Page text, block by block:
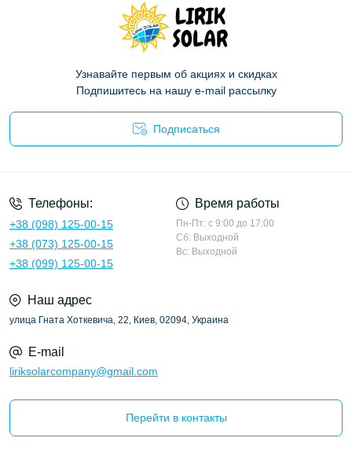
Узнавайте первым об акциях и скидках
Подпишитесь на нашу e-mail рассылку
Подписаться
Телефоны:
+38 (098) 125-00-15
+38 (073) 125-00-15
+38 (099) 125-00-15
Время работы
Пн-Пт: с 9:00 до 17:00
Сб: Выходной
Вс: Выходной
Наш адрес
улица Гната Хоткевича, 22, Киев, 02094, Украина
E-mail
liriksolarcompany@gmail.com
Перейти в контакты